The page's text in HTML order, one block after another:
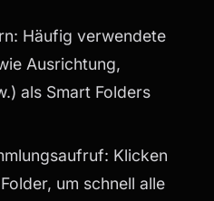
Häufig verwendete
Ausrichtung,
als Smart Folders
Klicken
um schnell alle